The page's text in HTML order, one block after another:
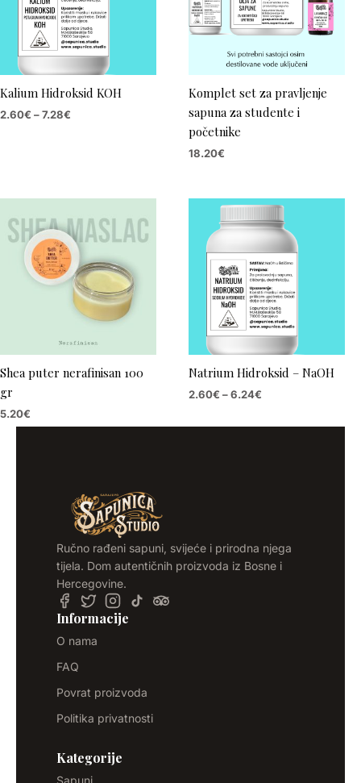
Kalium Hidroksid KOH
2.60€ –7.28€
Komplet set za pravljenje
sapuna za studente i
početnike
18.20€
Shea puter nerafinisan 100
gr
5.20€
Natrium Hidroksid – NaOH
2.60€ –6.24€
Price
range:
2.60€
through
6.24€
Ručno rađeni sapuni, svijeće i prirodna njega
tijela. Dom autentičnih proizvoda iz Bosne i
Hercegovine.
Informacije
O nama
FAQ
Povrat proizvoda
Politika privatnosti
Kategorije
Sapuni